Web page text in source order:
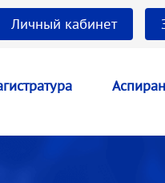
Личный кабинет